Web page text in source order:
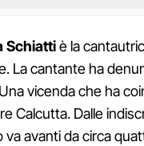
Schiattiè la
La cantante ha
vicenda che ha
Calcutta. Dalle
va avanti da circa